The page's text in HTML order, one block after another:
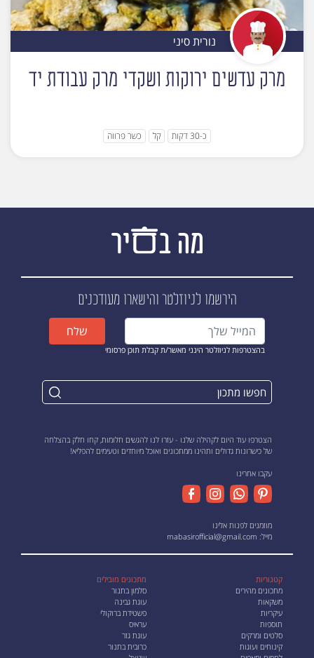
נורית סיני
מרק עדשים ירוקות ושקדי מרק עבודת יד
כ-30 דקות קל כשר פרווה
הירשמו לניוזלטרוהישארו מעודכנים
בהצטרפות לניוזלטר הינני מאשר/ת קבלת תוכן פרסומי
שלח
הצטרפו עוד היום לקהילה שלנו - עזרו לנו להגשים חלומות, קחו חלק בהצלחה
של כישרונות גדולים ותהינו ממתכונים ואוכל מיוחדים וטעימים להפליא!
עקבו אחרינו
מוזמנים לפנות אלינו
מייל: mabasirofficial@gmail.com
קטגוריות
מתכונים מהירים
משקאות
עיקריות
תוספות
סלטים ומרקים
קינוחים ועוגות
מתכונים מובילים
סלמון בתנור
עוגת גבינה
פשטידת ברוקולי
עראיס
עוגת גזר
כרובית בתנור